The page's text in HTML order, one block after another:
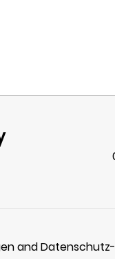
and Datenschutz-